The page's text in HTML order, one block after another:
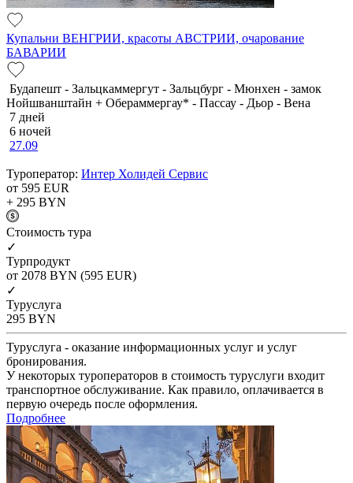
Купальни ВЕНГРИИ, красоты АВСТРИИ, очарование
БАВАРИИ
Будапешт - Зальцкаммергут - Зальцбург - Мюнхен - замок
Нойшванштайн + Обераммергау* - Пассау - Дьор - Вена
7 дней
6 ночей
27.09
Туроператор: Интер Холидей Сервис
от 595 EUR
+ 295 BYN
Cтоимость тура
✓
Турпродукт
от 2078 BYN (595 EUR)
✓
Туруслуга
295 BYN
Туруслуга - оказание информационных услуг и услуг
бронирования.
У некоторых туроператоров в стоимость туруслуги входит
транспортное обслуживание. Как правило, оплачивается в
первую очередь после оформления.
Подробнее